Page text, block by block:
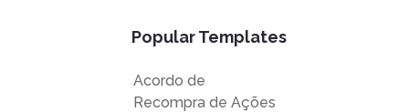
Popular Templates
Acordo de
Recompra de Ações